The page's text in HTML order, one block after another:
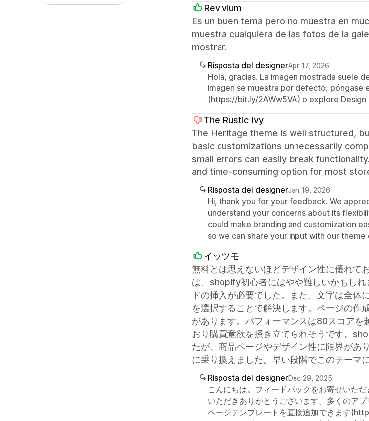
Revivium
Es un buen tema pero no muestra en
muestra cualquiera de las fotos de la
mostrar.
Risposta del designerApr 17, 2026
Hola, gracias. La imagen mostrada suele
imagen se muestra por defecto, póngase
(https://bit.ly/2AWw5VA) o explore
The Rustic Ivy
The Heritage theme is well structured,
basic customizations unnecessarily
small errors can easily break
and time-consuming option for most
Risposta del designerJan 19, 2026
Hi, thank you for your feedback. We
understand your concerns about its
could make branding and customization
so we can share your input with our theme
イッツモ
無料とは思えないほどデザイン性に優れて
は、shopify初心者にはやや難しいかもし
ドの挿入が必要でした。また、文字は全体
を選択することで解決します。ページの作
があります。パフォーマンスは80スコアを
おり購買意欲を掻き立てられそうです。
たが、商品ページやデザイン性に限界が
に乗り換えました。早い段階でこのテーマ
Risposta del designerDec 29, 2025
こんにちは。フィードバックをお寄せいた
いただきありがとうございます。多くのア
ページテンプレートを直接追加できます